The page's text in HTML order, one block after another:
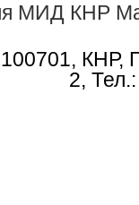
МИД КНР
КНР,
2,